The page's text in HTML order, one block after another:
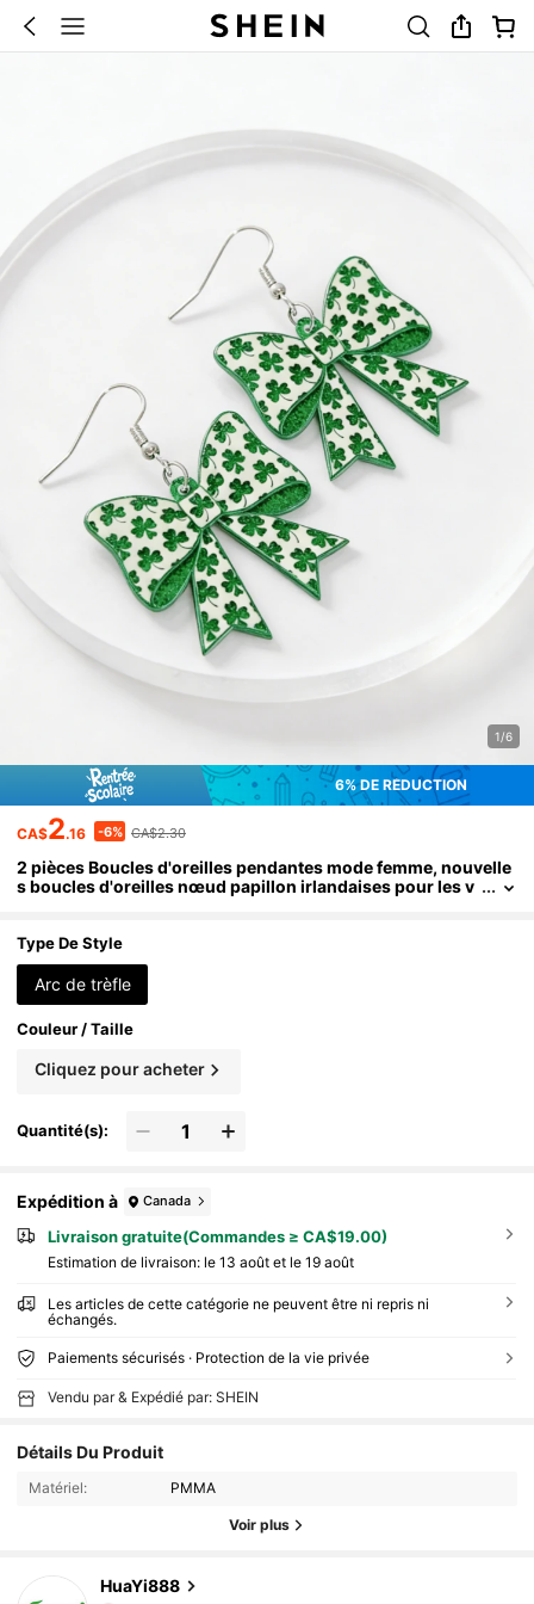
1/6
6% DE RÉDUCTION
CA$2.16 -6% CA$2.30
2 pièces Boucles d'oreilles pendantes mode femme, nouvelle
s boucles d'oreilles nœud papillon irlandaises pour les v
Type De Style
Arc de trèfle
Couleur / Taille
Cliquez pour acheter
Quantité(s):
Expédition à Canada
Livraison gratuite(Commandes ≥ CA$19.00)
Estimation de livraison: le 13 août et le 19 août
Les articles de cette catégorie ne peuvent être ni repris ni
échangés.
Paiements sécurisés · Protection de la vie privée
Vendu par & Expédié par: SHEIN
Détails Du Produit
Matériel: PMMA
Voir plus
HuaYi888